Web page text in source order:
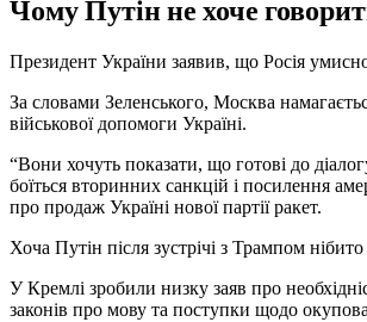
Чому Путін не хоче
Президент України заявив, що Росія
За словами Зеленського, Москва
військової допомоги Україні.
“Вони хочуть показати, що готові до
боїться вторинних санкцій і посилення
про продаж Україні нової партії ракет.
Хоча Путін після зустрічі з Трампом
У Кремлі зробили низку заяв про
законів про мову та поступки щодо